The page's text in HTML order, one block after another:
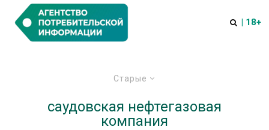
| 18+
Старые
саудовская нефтегазовая
компания